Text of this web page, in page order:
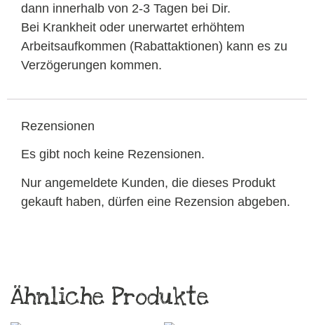
dann innerhalb von 2-3 Tagen bei Dir.
Bei Krankheit oder unerwartet erhöhtem
Arbeitsaufkommen (Rabattaktionen) kann es zu
Verzögerungen kommen.
Rezensionen
Es gibt noch keine Rezensionen.
Nur angemeldete Kunden, die dieses Produkt
gekauft haben, dürfen eine Rezension abgeben.
Ähnliche Produkte